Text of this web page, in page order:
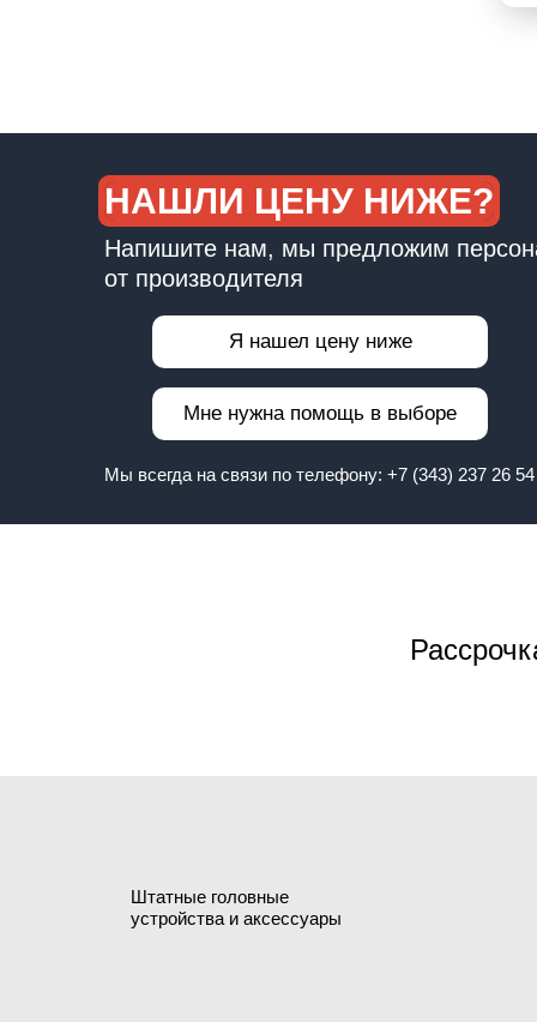
НАШЛИ ЦЕНУ НИЖЕ?
Напишите нам, мы предложим
от производителя
Я нашел цену ниже
Мне нужна помощь в выборе
Мы всегда на связи по телефону: +7 (343) 237 26 54
Штатные головные
устройства и аксессуары